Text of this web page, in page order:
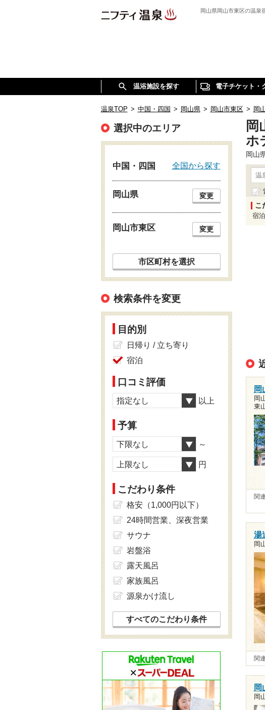
岡山県岡山市東区の温泉
温浴施設を探す 電子チケット・
温泉TOP > 中国・四国 > 岡山県 > 岡山市東区 > 岡
岡
ホ
岡山
こ
宿泊
岡
岡
東
関
湯
岡
関
岡
岡
選択中のエリア
中国・四国 全国から探す
岡山県 変更
岡山市東区 変更
市区町村を選択
検索条件を変更
目的別
日帰り / 立ち寄り
宿泊
口コミ評価
指定なし 以上
予算
下限なし ～
上限なし 円
こだわり条件
格安（1,000円以下）
24時間営業、深夜営業
サウナ
岩盤浴
露天風呂
家族風呂
源泉かけ流し
すべてのこだわり条件